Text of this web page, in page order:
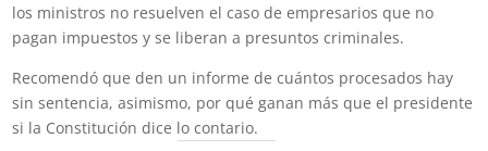
los ministros no resuelven el caso de empresarios que no
pagan impuestos y se liberan a presuntos criminales.
Recomendó que den un informe de cuántos procesados hay
sin sentencia, asimismo, por qué ganan más que el presidente
si la Constitución dice lo contario.